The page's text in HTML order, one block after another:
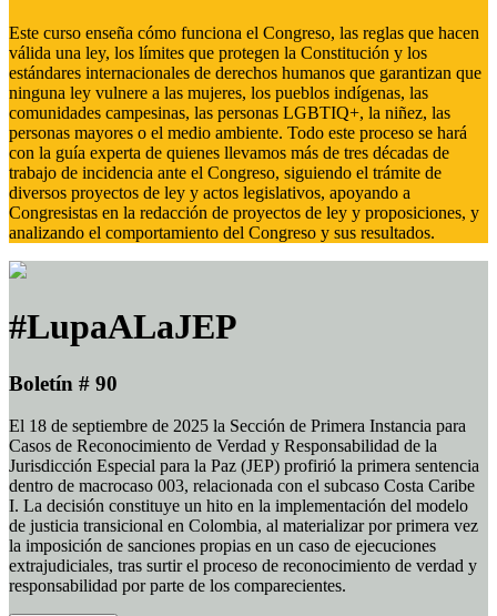
Este curso enseña cómo funciona el Congreso, las reglas que hacen
válida una ley, los límites que protegen la Constitución y los
estándares internacionales de derechos humanos que garantizan que
ninguna ley vulnere a las mujeres, los pueblos indígenas, las
comunidades campesinas, las personas LGBTIQ+, la niñez, las
personas mayores o el medio ambiente. Todo este proceso se hará
con la guía experta de quienes llevamos más de tres décadas de
trabajo de incidencia ante el Congreso, siguiendo el trámite de
diversos proyectos de ley y actos legislativos, apoyando a
Congresistas en la redacción de proyectos de ley y proposiciones, y
analizando el comportamiento del Congreso y sus resultados.
#LupaALaJEP
Boletín # 90
El 18 de septiembre de 2025 la Sección de Primera Instancia para
Casos de Reconocimiento de Verdad y Responsabilidad de la
Jurisdicción Especial para la Paz (JEP) profirió la primera sentencia
dentro de macrocaso 003, relacionada con el subcaso Costa Caribe
I. La decisión constituye un hito en la implementación del modelo
de justicia transicional en Colombia, al materializar por primera vez
la imposición de sanciones propias en un caso de ejecuciones
extrajudiciales, tras surtir el proceso de reconocimiento de verdad y
responsabilidad por parte de los comparecientes.